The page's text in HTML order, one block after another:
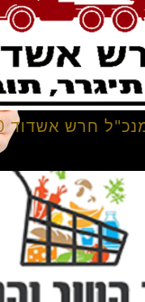
חרש אשדוד 2000 בע"מ